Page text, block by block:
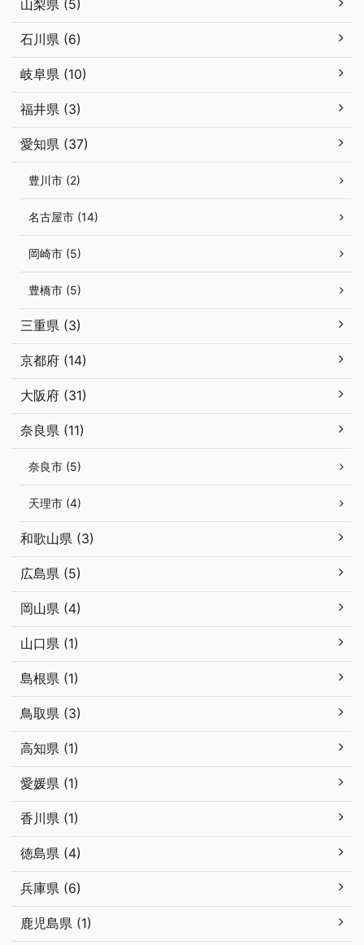
山梨県 (5)
石川県 (6)
岐阜県 (10)
福井県 (3)
愛知県 (37)
豊川市 (2)
名古屋市 (14)
岡崎市 (5)
豊橋市 (5)
三重県 (3)
京都府 (14)
大阪府 (31)
奈良県 (11)
奈良市 (5)
天理市 (4)
和歌山県 (3)
広島県 (5)
岡山県 (4)
山口県 (1)
島根県 (1)
鳥取県 (3)
高知県 (1)
愛媛県 (1)
香川県 (1)
徳島県 (4)
兵庫県 (6)
鹿児島県 (1)